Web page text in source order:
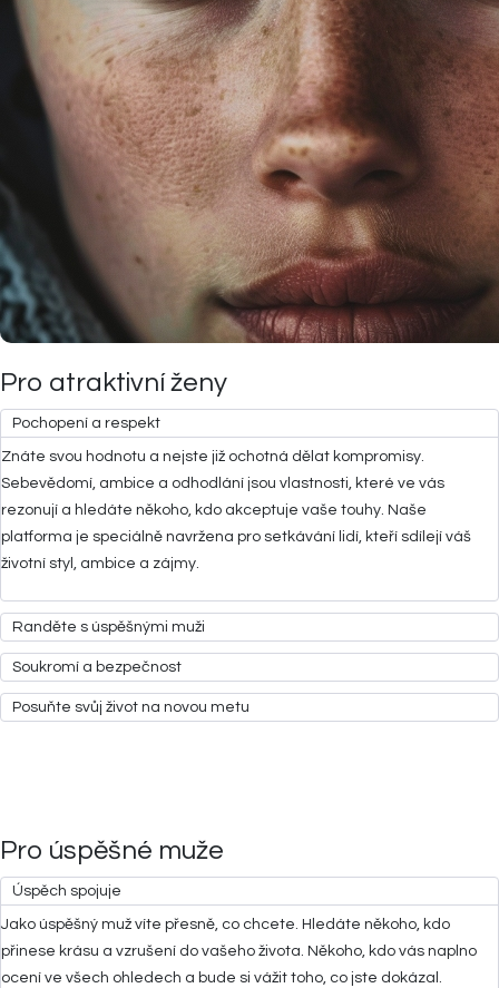
Pro atraktivní ženy
Pochopení a respekt
Znáte svou hodnotu a nejste již ochotná dělat kompromisy.
Sebevědomí, ambice a odhodlání jsou vlastnosti, které ve vás
rezonují a hledáte někoho, kdo akceptuje vaše touhy. Naše
platforma je speciálně navržena pro setkávání lidí, kteří sdílejí váš
životní styl, ambice a zájmy.
Randěte s úspěšnými muži
Soukromí a bezpečnost
Posuňte svůj život na novou metu
Pro úspěšné muže
Úspěch spojuje
Jako úspěšný muž víte přesně, co chcete. Hledáte někoho, kdo
přinese krásu a vzrušení do vašeho života. Někoho, kdo vás naplno
ocení ve všech ohledech a bude si vážit toho, co jste dokázal.